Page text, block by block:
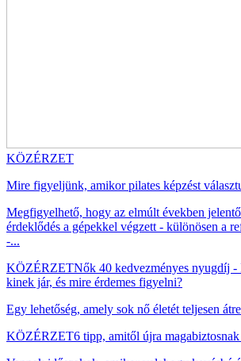
KÖZÉRZET
Mire figyeljünk, amikor pilates képzést
Megfigyelhető, hogy az elmúlt években
érdeklődés a gépekkel végzett - különösen a
-...
KÖZÉRZETNők 40 kedvezményes nyugdíj
kinek jár, és mire érdemes figyelni?
Egy lehetőség, amely sok nő életét teljesen
KÖZÉRZET6 tipp, amitől újra